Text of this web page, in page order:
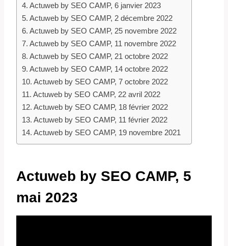
Actuweb by SEO CAMP, 6 janvier 2023
Actuweb by SEO CAMP, 2 décembre 2022
Actuweb by SEO CAMP, 25 novembre 2022
Actuweb by SEO CAMP, 11 novembre 2022
Actuweb by SEO CAMP, 21 octobre 2022
Actuweb by SEO CAMP, 14 octobre 2022
Actuweb by SEO CAMP, 7 octobre 2022
Actuweb by SEO CAMP, 22 avril 2022
Actuweb by SEO CAMP, 18 février 2022
Actuweb by SEO CAMP, 11 février 2022
Actuweb by SEO CAMP, 19 novembre 2021
Actuweb by SEO CAMP, 5
mai 2023